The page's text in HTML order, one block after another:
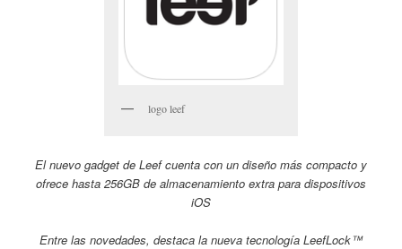
logo leef
El nuevo gadget de Leef cuenta con un diseño más compacto y
ofrece hasta 256GB de almacenamiento extra para dispositivos
iOS
Entre las novedades, destaca la nueva tecnología LeefLock™